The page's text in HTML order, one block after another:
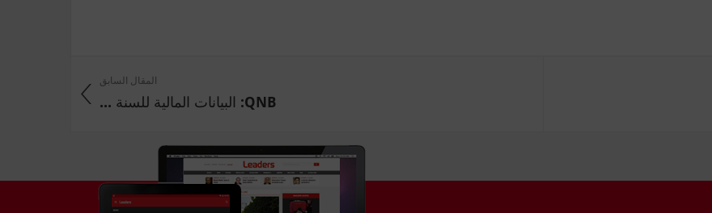
المقال السابق
QNB: البيانات المالية للسنة ...